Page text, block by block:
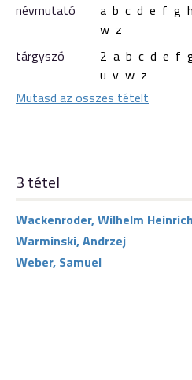
névmutató
a b c d e f g h
w z
tárgyszó
2 a b c d e f
u v w z
Mutasd az összes tételt
3 tétel
Wackenroder, Wilhelm Heinrich
Warminski, Andrzej
Weber, Samuel